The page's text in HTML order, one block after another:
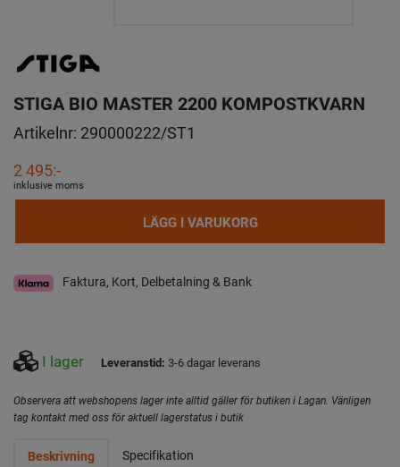
STIGA BIO MASTER 2200 KOMPOSTKVARN
Artikelnr: 290000222/ST1
2 495:-
inklusive moms
LÄGG I VARUKORG
Faktura, Kort, Delbetalning & Bank
I lager Leveranstid: 3-6 dagar leverans
Observera att webshopens lager inte alltid gäller för butiken i Lagan. Vänligen
tag kontakt med oss för aktuell lagerstatus i butik
Beskrivning Specifikation